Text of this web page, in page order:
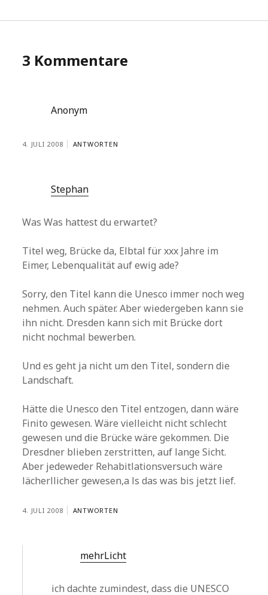
3 Kommentare
Anonym
4. JULI 2008 ANTWORTEN
Stephan
Was Was hattest du erwartet?
Titel weg, Brücke da, Elbtal für xxx Jahre im
Eimer, Lebenqualität auf ewig ade?
Sorry, den Titel kann die Unesco immer noch weg
nehmen. Auch später. Aber wiedergeben kann sie
ihn nicht. Dresden kann sich mit Brücke dort
nicht nochmal bewerben.
Und es geht ja nicht um den Titel, sondern die
Landschaft.
Hätte die Unesco den Titel entzogen, dann wäre
Finito gewesen. Wäre vielleicht nicht schlecht
gewesen und die Brücke wäre gekommen. Die
Dresdner blieben zerstritten, auf lange Sicht.
Aber jedeweder Rehabitlationsversuch wäre
lächerllicher gewesen,a ls das was bis jetzt lief.
4. JULI 2008 ANTWORTEN
mehrLicht
ich dachte zumindest, dass die UNESCO